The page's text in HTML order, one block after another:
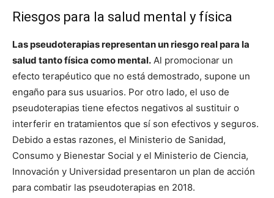
Riesgos para la salud mental y física
Las pseudoterapias representan un riesgo real para la
salud tanto física como mental. Al promocionar un
efecto terapéutico que no está demostrado, supone un
engaño para sus usuarios. Por otro lado, el uso de
pseudoterapias tiene efectos negativos al sustituir o
interferir en tratamientos que sí son efectivos y seguros.
Debido a estas razones, el Ministerio de Sanidad,
Consumo y Bienestar Social y el Ministerio de Ciencia,
Innovación y Universidad presentaron un plan de acción
para combatir las pseudoterapias en 2018.